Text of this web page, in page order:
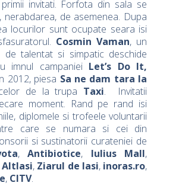
invitati. Forfota din sala se
nerabdarea, de asemenea. Dupa
locurilor sunt ocupate seara isi
Cosmin Vaman, un
de talentat si simpatic deschide
imnul campaniei Let’s Do It,
2012, piesa Sa ne dam tara la
de la trupa Taxi. Invitatii
moment. Rand pe rand isi
diplomele si trofeele voluntarii
care se numara si cei din
si sustinatorii curateniei de
,Antibiotice, Iulius Mall,
AltIasi, Ziarul de Iasi, inoras.ro,
, CITV.